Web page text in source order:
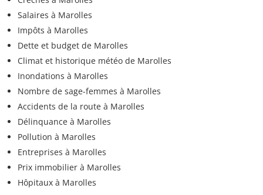
Salaires à Marolles
Impôts à Marolles
Dette et budget de Marolles
Climat et historique météo de Marolles
Inondations à Marolles
Nombre de sage-femmes à Marolles
Accidents de la route à Marolles
Délinquance à Marolles
Pollution à Marolles
Entreprises à Marolles
Prix immobilier à Marolles
Hôpitaux à Marolles